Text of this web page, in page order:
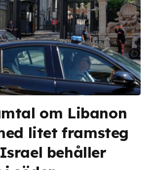
om Libanon
litet framsteg
behåller